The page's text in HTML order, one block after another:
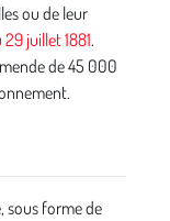
ou de leur
juillet 1881.
de 45 000
sous forme de